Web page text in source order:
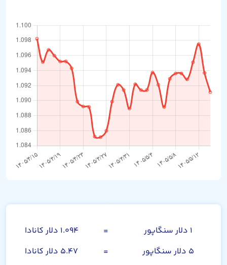
۱ دلار سنگاپور =
۱.۰۹۴ دلار کانادا
۵ دلار سنگاپور
=
۵.۴۷ دلار کانادا